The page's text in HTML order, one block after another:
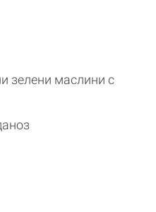
зелени маслини с